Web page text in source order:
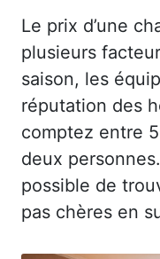
Le prix d’une
plusieurs
saison, les
réputation des
comptez entre
deux
possible de
pas chères en